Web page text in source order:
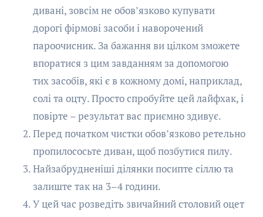
дивані, зовсім не обов’язково купувати
дорогі фірмові засоби і наворочений
пароочисник. За бажання ви цілком зможете
впоратися з цим завданням за допомогою
тих засобів, які є в кожному домі, наприклад,
солі та оцту. Просто спробуйте цей лайфхак, і
повірте – результат вас приємно здивує.
Перед початком чистки обов’язково ретельно
пропилососьте диван, щоб позбутися пилу.
Найзабрудненіші ділянки посипте сіллю та
залиште так на 3–4 години.
У цей час розведіть звичайний столовий оцет